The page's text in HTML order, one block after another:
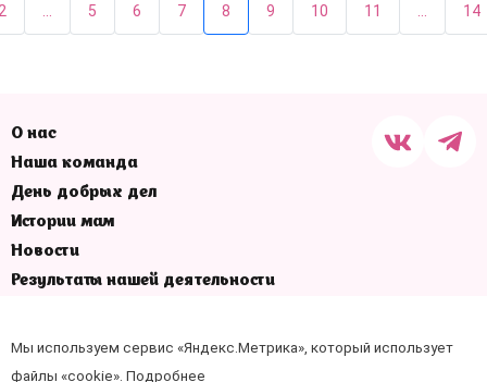
5 6 7 8 9 10 11 14
О нас
Наша команда
День добрых дел
Истории мам
Новости
Результаты нашей деятельности
Наши контакты
+7 (4862) 78-00-88
Мы используем сервис «Яндекс.Метрика», который использует
файлы «cookie».Подробнее